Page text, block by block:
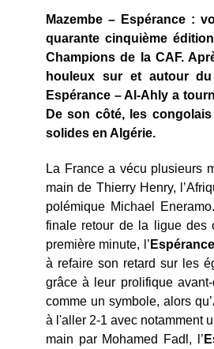
Mazembe – Espérance :
quarante cinquième
Champions de la CAF.
houleux sur et autour
Espérance – Al-Ahly a
De son côté, les
solides en Algérie.
La France a vécu plusieurs
main de Thierry Henry,
polémique Michael
finale retour de la ligue des
première minute, l’
à refaire son retard sur les
grâce à leur prolifique
comme un symbole, alors qu’
à l'aller 2-1 avec notamment
main par Mohamed Fadl, l’